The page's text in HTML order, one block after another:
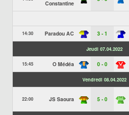
Constantine
14:30 Paradou AC 3 - 1
Jeudi 07.04.2022
15:45 O Médéa 0 - 0
Vendredi 08.04.2022
22:00 JS Saoura 5 - 0